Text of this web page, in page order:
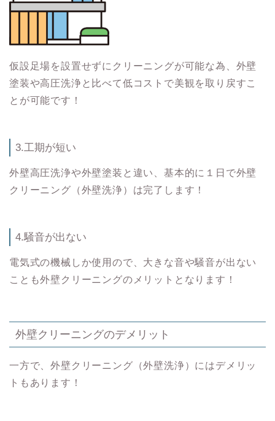
仮設足場を設置せずにクリーニングが可能な為、外壁
塗装や高圧洗浄と比べて低コストで美観を取り戻すこ
とが可能です！
3.工期が短い
外壁高圧洗浄や外壁塗装と違い、基本的に１日で外壁
クリーニング（外壁洗浄）は完了します！
4.騒音が出ない
電気式の機械しか使用ので、大きな音や騒音が出ない
ことも外壁クリーニングのメリットとなります！
外壁クリーニングのデメリット
一方で、外壁クリーニング（外壁洗浄）にはデメリッ
トもあります！